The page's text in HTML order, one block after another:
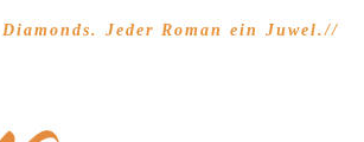
Jeder Roman ein Juwel.//